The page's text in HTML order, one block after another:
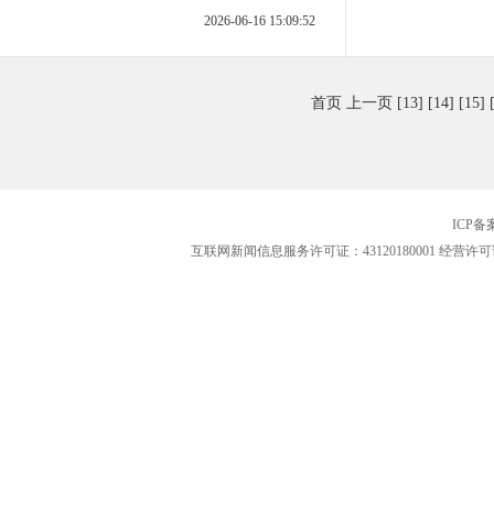
2026-06-16 15:09:52
首页 上一页 [13] [14] [15]
ICP备
互联网新闻信息服务许可证：43120180001 经营许可